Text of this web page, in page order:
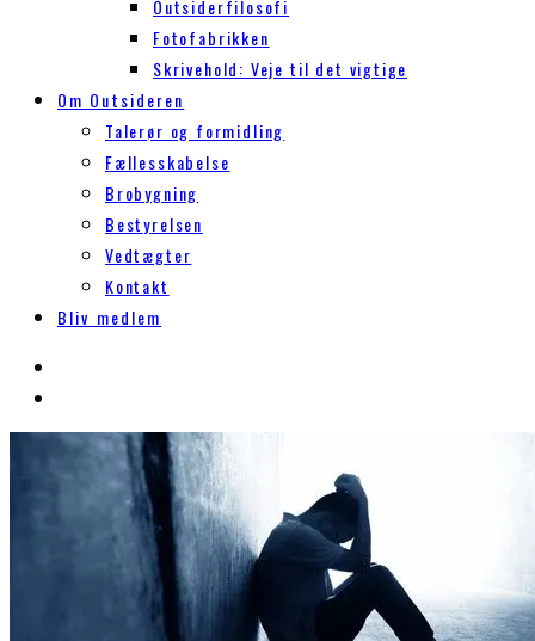
Outsiderfilosofi
Fotofabrikken
Skrivehold: Veje til det vigtige
Om Outsideren
Talerør og formidling
Fællesskabelse
Brobygning
Bestyrelsen
Vedtægter
Kontakt
Bliv medlem